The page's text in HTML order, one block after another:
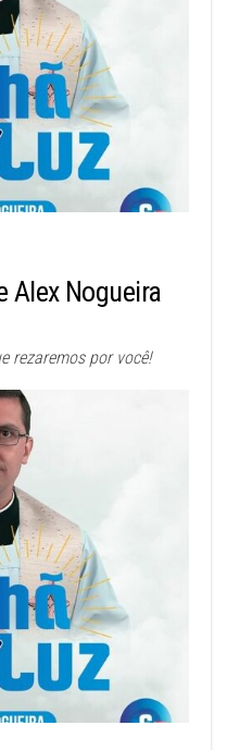
Alex Nogueira
rezaremos por você!